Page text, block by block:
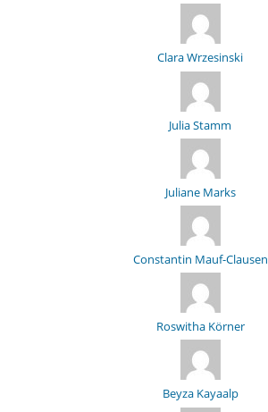
Clara Wrzesinski
Julia Stamm
Juliane Marks
Constantin Mauf-Clausen
Roswitha Körner
Beyza Kayaalp